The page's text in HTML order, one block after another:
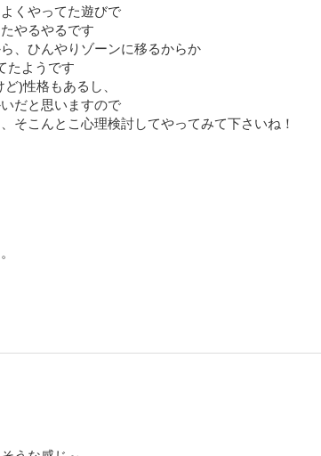
くやってた遊びで
やるやるです
、ひんやりゾーンに移るからか
たようです
)性格もあるし、
だと思いますので
そこんとこ心理検討してやってみて下さいね！